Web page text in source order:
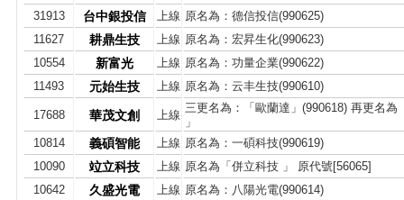
31913 台中銀投信 上線 原名為：德信投信(990625)
11627
耕鼎生技 上線 原名為：宏昇生化(990623)
10554
新富光 上線 原名為：功量企業(990622)
11493
元始生技 上線 原名為：云丰生技(990610)
17688 華茂文創 上線
三更名為：「歐蘭達」(990618) 再更名
」
10814
義碩智能 上線 原名為：一碩科技(990619)
10090
竝立科技 上線 原名為「併立科技 」 原代號[56065]
10642
久盛光電 上線 原名為：八陽光電(990614)